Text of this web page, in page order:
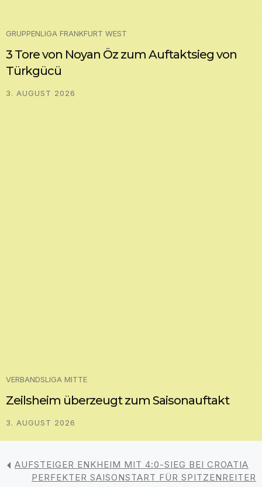
GRUPPENLIGA FRANKFURT WEST
3 Tore von Noyan Öz zum Auftaktsieg von
Türkgücü
3. AUGUST 2026
VERBANDSLIGA MITTE
Zeilsheim überzeugt zum Saisonauftakt
3. AUGUST 2026
AUFSTEIGER ENKHEIM MIT 4:0-SIEG BEI CROATIA
PERFEKTER SAISONSTART FÜR SPITZENREITER